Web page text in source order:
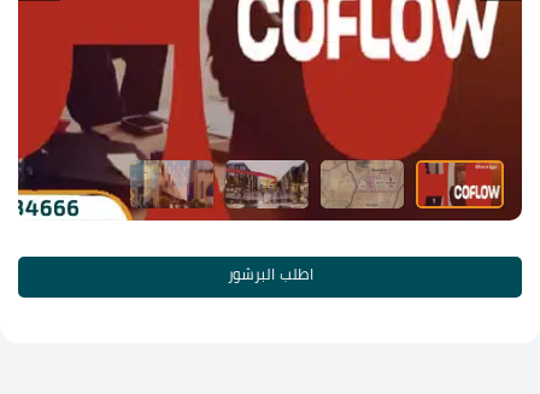
اطلب البرشور